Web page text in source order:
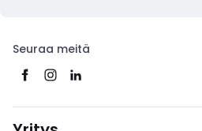
Seuraa meitä